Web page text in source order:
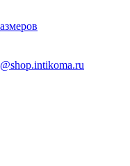
@shop.intikoma.ru